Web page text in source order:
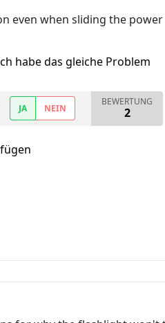
even when sliding the
habe das gleiche Problem
JA NEIN
BEWERTUNG
2